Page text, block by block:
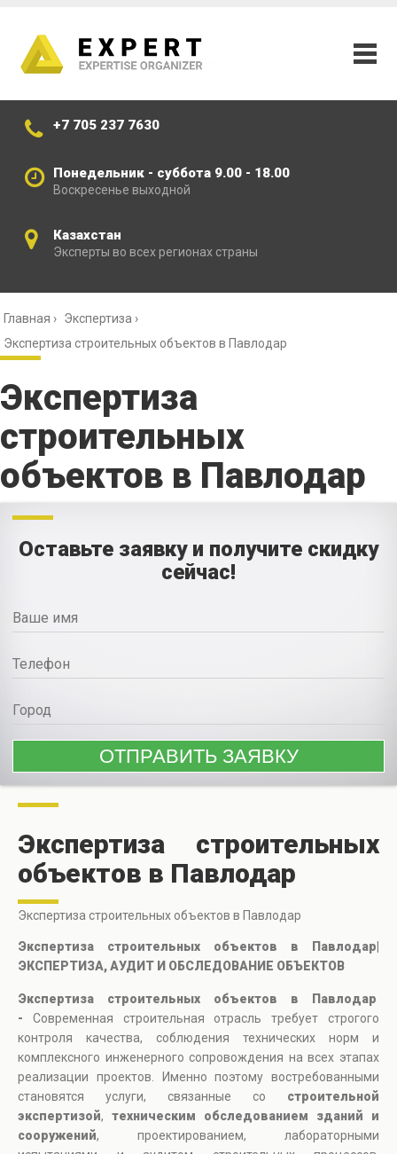
+7 705 237 7630
Понедельник - суббота 9.00 - 18.00
Воскресенье выходной
Казахстан
Эксперты во всех регионах страны
Главная › Экспертиза ›
Экспертиза строительных объектов в Павлодар
Экспертиза
строительных
объектов в Павлодар
Оставьте заявку и получите скидку
сейчас!
Экспертиза строительных
объектов в Павлодар
Экспертиза строительных объектов в Павлодар
Экспертиза строительных объектов в Павлодар|
ЭКСПЕРТИЗА, АУДИТ И ОБСЛЕДОВАНИЕ ОБЪЕКТОВ
Экспертиза строительных объектов в Павлодар
- Современная строительная отрасль требует строгого
контроля качества, соблюдения технических норм и
комплексного инженерного сопровождения на всех этапах
реализации проектов. Именно поэтому востребованными
становятся услуги, связанные со строительной
экспертизой, техническим обследованием зданий и
сооружений, проектированием, лабораторными